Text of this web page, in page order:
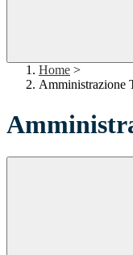
Home >
Amministrazione